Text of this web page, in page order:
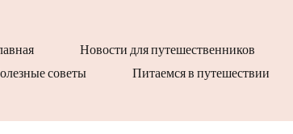
Новости для путешественников
советы
Питаемся в путешествии